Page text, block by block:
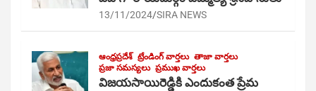
13/11/2024 SIRA NEWS
ఆంధ్రప్రదేశ్ ట్రేండింగ్ వార్తలు తాజా వార్తలు
ప్రజా సమస్యలు ప్రముఖ వార్తలు
విజయసాయిరెడ్డికి ఎందుకంత ప్రేమ